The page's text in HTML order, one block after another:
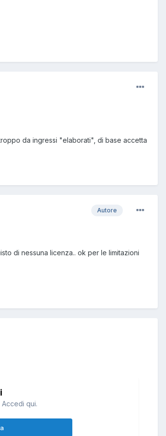
da ingressi "elaborati", di base accetta
Autore
di nessuna licenza.. ok per le limitazioni
Accedi qui.